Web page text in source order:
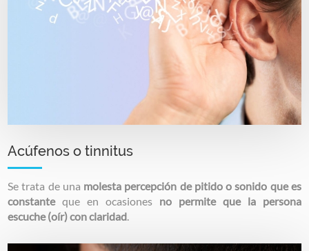
Acúfenos o tinnitus
Se trata de una molesta percepción de pitido o sonido que es
constanteque en ocasiones no permite que la persona
escuche (oír) con claridad.